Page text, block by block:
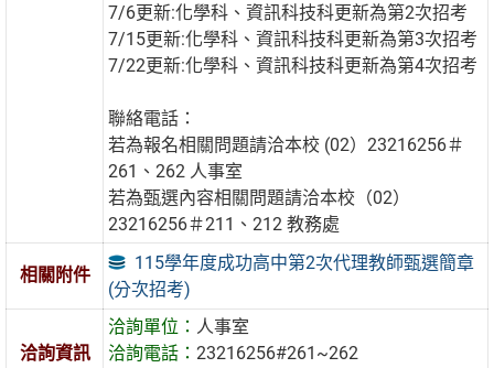
7/6更新:化學科、資訊科技科更新為第2次招考
7/15更新:化學科、資訊科技科更新為第3次招考
7/22更新:化學科、資訊科技科更新為第4次招考
聯絡電話：
若為報名相關問題請洽本校 (02）23216256＃
261、262 人事室
若為甄選內容相關問題請洽本校（02）
23216256＃211、212 教務處
相關附件
115學年度成功高中第2次代理教師甄選簡章
(分次招考)
洽詢資訊
洽詢單位： 人事室
洽詢電話：23216256#261~262